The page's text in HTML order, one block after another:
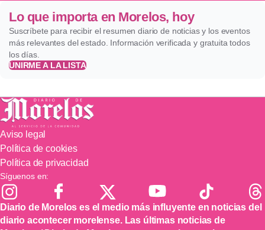
Lo que importa en Morelos, hoy
Suscríbete para recibir el resumen diario de noticias y los eventos
más relevantes del estado. Información verificada y gratuita todos
los días.
UNIRME A LA LISTA
Aviso legal
Política de cookies
Política de privacidad
Síguenos en:
Diario de Morelos es el medio más influyente en noticias del
diario acontecer morelense. Las últimas noticias de